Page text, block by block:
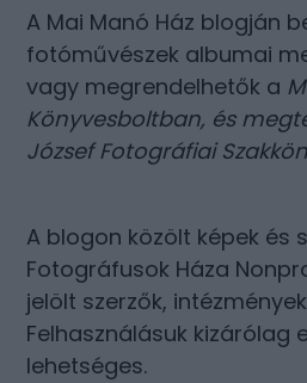
A Mai Manó Ház blogján
fotóművészek albumai
vagy megrendelhetők a
Könyvesboltban, és
József Fotográfiai
A blogon közölt képek és
Fotográfusok Háza
jelölt szerzők,
Felhasználásuk kizárólag
lehetséges.